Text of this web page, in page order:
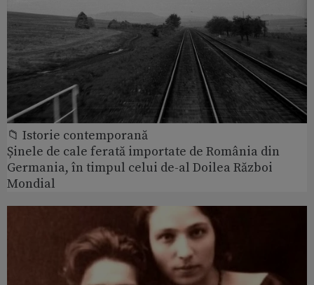
📁 Istorie contemporană
Șinele de cale ferată importate de România din
Germania, în timpul celui de-al Doilea Război
Mondial